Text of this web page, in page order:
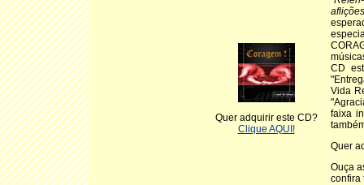
Quer adquirir este CD?
Clique AQUI!
CD
Vida
faixa
Quer
Ouça
confira